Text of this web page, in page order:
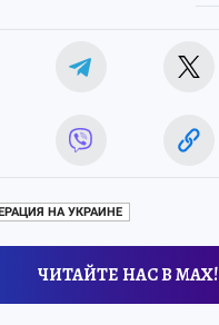
НА УКРАИНЕ
ЧИТАЙТЕ НАС В МАХ!